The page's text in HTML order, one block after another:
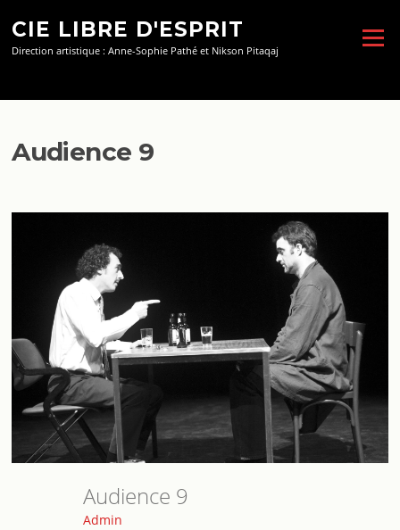
contenu
CIE LIBRE D'ESPRIT
Direction artistique : Anne-Sophie Pathé et Nikson Pitaqaj
Menu
Audience 9
Audience 9
Admin